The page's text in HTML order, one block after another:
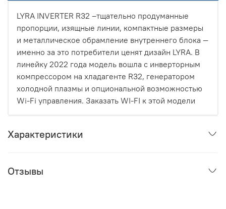
LYRA INVERTER R32 –тщательно продуманные
пропорции, изящные линии, компактные размеры
и металлическое обрамление внутреннего блока —
именно за это потребители ценят дизайн LYRA. В
линейку 2022 года модель вошла с инверторным
компрессором на хладагенте R32, генератором
холодной плазмы и опциональной возможностью
Wi-Fi управления. Заказать WI-FI к этой модели
Характеристики
Отзывы